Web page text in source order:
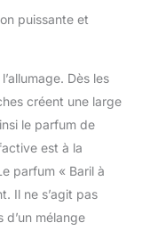
puissante et
Dès les
créent une large
le parfum de
est à la
parfum « Baril à
Il ne s’agit pas
d’un mélange